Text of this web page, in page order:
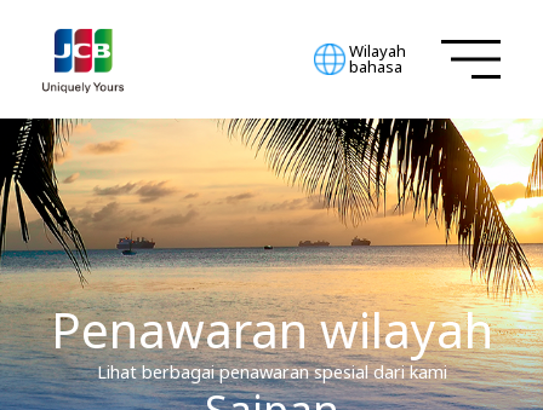
Wilayah
bahasa
Penawaran wilayah
Lihat berbagai penawaran spesial dari kami